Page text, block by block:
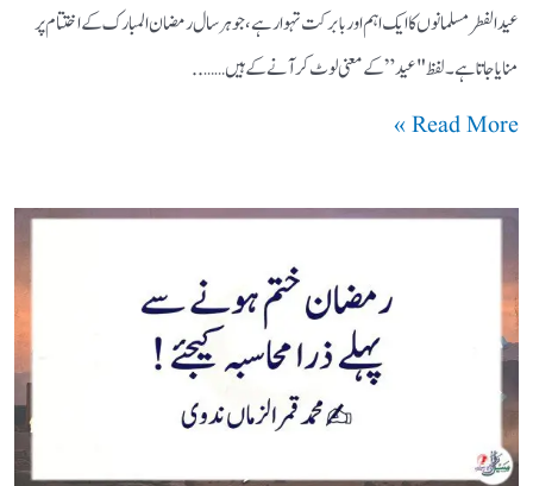
عیدالفطر مسلمانوں کا ایک اہم اور بابرکت تہوار ہے، جو ہر سال رمضان المبارک کے اختتام پر
منایا جاتا ہے۔ لفظ "عید” کے معنی لوٹ کر آنے کے ہیں ……..
Read More »